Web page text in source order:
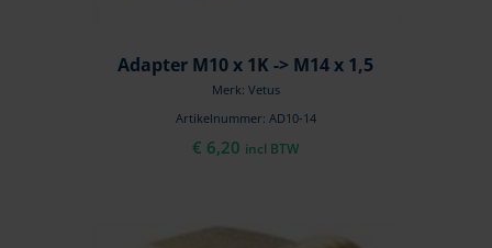
Adapter M10 x 1K -> M14 x 1,5
Merk: Vetus
Artikelnummer: AD10-14
€ 6,20 incl BTW